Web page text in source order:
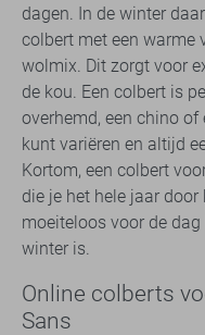
dagen. In de winter
colbert met een warme
wolmix. Dit zorgt voor
de kou. Een colbert is
overhemd, een chino
kunt variëren en altijd
Kortom, een colbert
die je het hele jaar
moeiteloos voor de
winter is.
Online colberts
Sans